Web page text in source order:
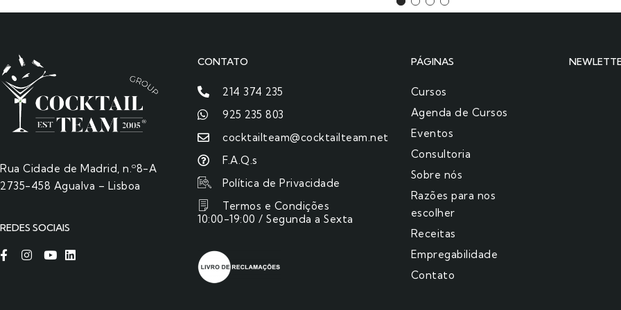
Rua Cidade de Madrid, n.º8-A
2735-458 Agualva – Lisboa
REDES SOCIAIS
CONTATO
214 374 235
925 235 803
cocktailteam@cocktailteam.net
F.A.Q.s
Política de Privacidade
Termos e Condições
10:00-19:00 / Segunda a Sexta
PÁGINAS
Cursos
Agenda de Cursos
Eventos
Consultoria
Sobre nós
Razões para nos
escolher​
Receitas
Empregabilidade
Contato